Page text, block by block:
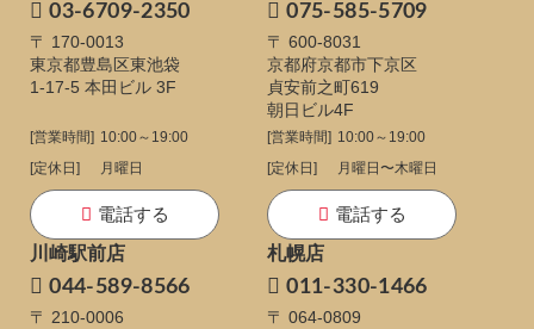
03-6709-2350
〒 170-0013
東京都豊島区東池袋
1-17-5 本田ビル 3F
[営業時間] 10:00～19:00
[定休日]
月曜日
電話する
075-585-5709
〒 600-8031
京都府京都市下京区
貞安前之町619
朝日ビル4F
[営業時間] 10:00～19:00
[定休日]
月曜日〜木曜日
電話する
川崎駅前店
044-589-8566
〒 210-0006
札幌店
011-330-1466
〒 064-0809